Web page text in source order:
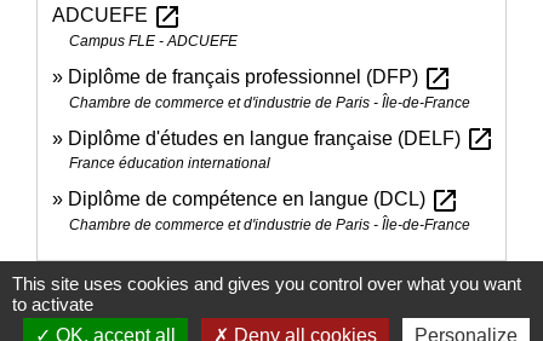
ADCUEFE open_in_new
Campus FLE - ADCUEFE
Diplôme de français professionnel (DFP) open_in_new
Chambre de commerce et d'industrie de Paris - Île-de-France
Diplôme d'études en langue française (DELF) open_in_new
France éducation international
Diplôme de compétence en langue (DCL) open_in_new
Chambre de commerce et d'industrie de Paris - Île-de-France
Signaler une erreur sur cette page
This site uses cookies and gives you control over what you want
to activate
OK, accept all
Deny all cookies Personalize